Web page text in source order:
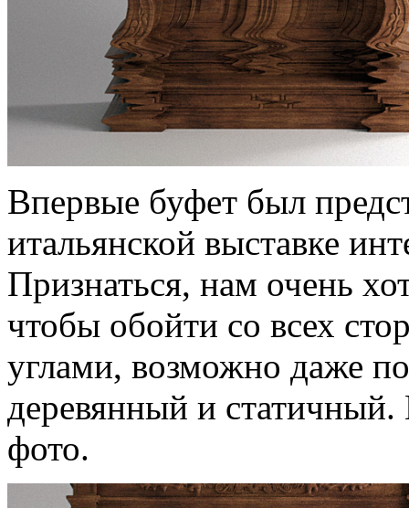
Впервые буфет был
итальянской выставке
Признаться, нам очень
чтобы обойти со всех
углами, возможно даже
деревянный и статичный.
фото.